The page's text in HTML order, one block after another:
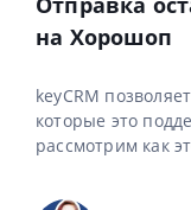
на Хорошоп
keyCRM
которые это
рассмотрим как